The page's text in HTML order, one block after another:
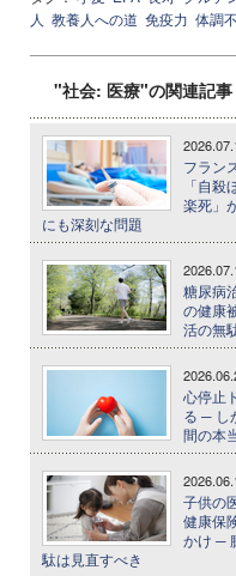
人 教養人への道 免疫力 体調
"社会: 医療"の関連記事
フラン
「自
楽死」
にも深刻な問題
糖尿病
の健康
活の無
心停止
る ─ し
間の本
子供の
健康保
かけ ─
駄は見直すべき